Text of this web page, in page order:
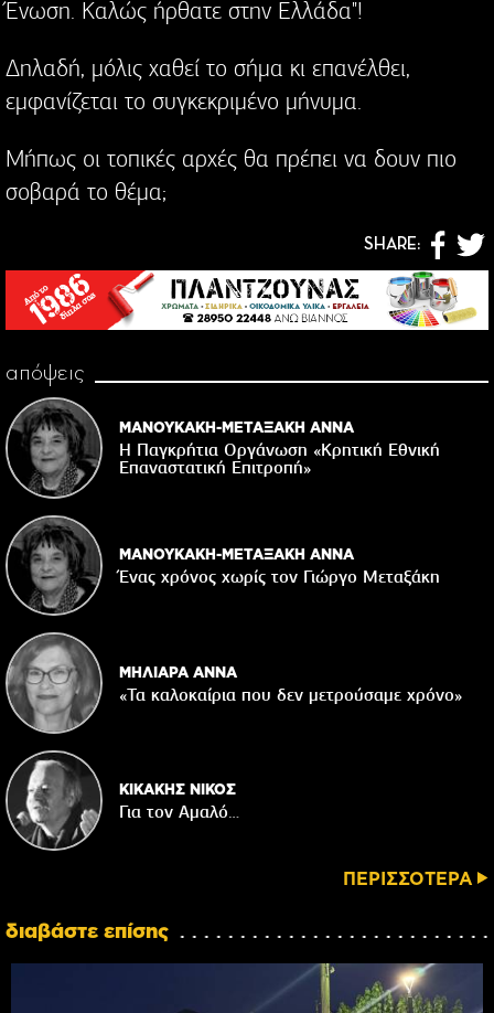
Ένωση. Καλώς ήρθατε στην Ελλάδα"!
Δηλαδή, μόλις χαθεί το σήμα κι επανέλθει,
εμφανίζεται το συγκεκριμένο μήνυμα.
Μήπως οι τοπικές αρχές θα πρέπει να δουν πιο
σοβαρά το θέμα;
SHARE:
απόψεις
ΜΑΝΟΥΚΑΚΗ-ΜΕΤΑΞΑΚΗ ΑΝΝΑ
Η Παγκρήτια Οργάνωση «Κρητική Εθνική
Επαναστατική Eπιτροπή»
ΜΑΝΟΥΚΑΚΗ-ΜΕΤΑΞΑΚΗ ΑΝΝΑ
Ένας χρόνος χωρίς τον Γιώργο Μεταξάκη
ΜΗΛΙΑΡΑ ΑΝΝΑ
«Τα καλοκαίρια που δεν μετρούσαμε χρόνο»
ΚΙΚΑΚΗΣ ΝΙΚΟΣ
Για τον Αμαλό…
ΠΕΡΙΣΣΟΤΕΡΑ
διαβάστε επίσης